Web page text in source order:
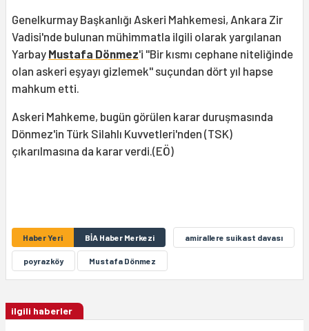
Genelkurmay Başkanlığı Askeri Mahkemesi, Ankara Zir
Vadisi'nde bulunan mühimmatla ilgili olarak yargılanan
Yarbay Mustafa Dönmez'i ''Bir kısmı cephane niteliğinde
olan askeri eşyayı gizlemek'' suçundan dört yıl hapse
mahkum etti.
Askeri Mahkeme, bugün görülen karar duruşmasında
Dönmez'in Türk Silahlı Kuvvetleri'nden (TSK)
çıkarılmasına da karar verdi.(EÖ)
Haber Yeri BİA Haber Merkezi amirallere suikast davası
poyrazköy Mustafa Dönmez
ilgili haberler